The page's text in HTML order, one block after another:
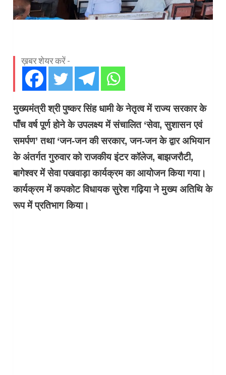
ख़बर शेयर करें -
मुख्यमंत्री श्री पुष्कर सिंह धामी के नेतृत्व में राज्य सरकार के
पाँच वर्ष पूर्ण होने के उपलक्ष्य में संचालित ‘सेवा, सुशासन एवं
समर्पण’ तथा ‘जन-जन की सरकार, जन-जन के द्वार अभियान
के अंतर्गत गुरुवार को राजकीय इंटर कॉलेज, बाझजरौटी,
बागेश्वर में सेवा पखवाड़ा कार्यक्रम का आयोजन किया गया।
कार्यक्रम में कपकोट विधायक सुरेश गढ़िया ने मुख्य अतिथि के
रूप में प्रतिभाग किया।